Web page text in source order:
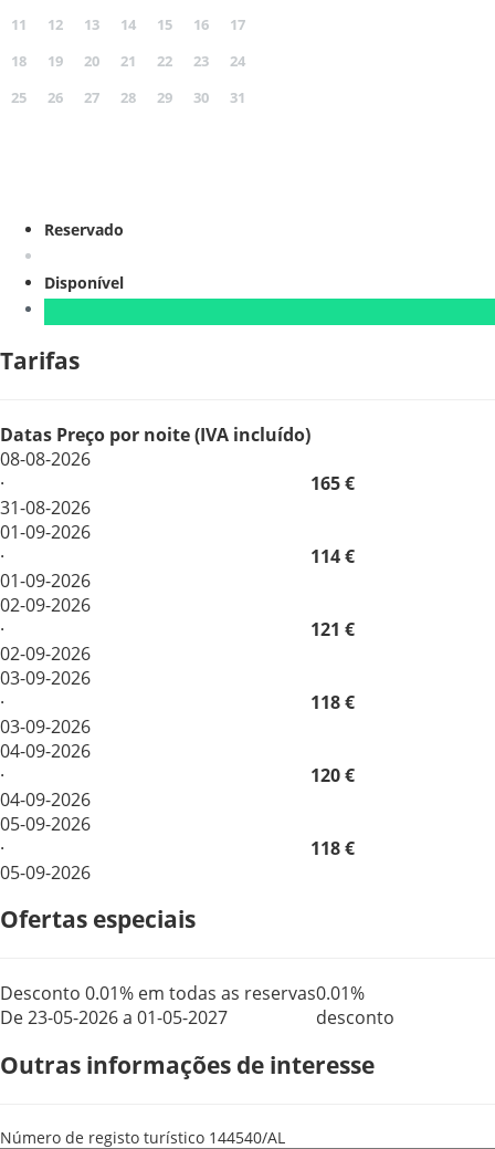
11
12 13 14 15 16
17
18
19 20 21 22 23
24
25
26 27 28 29 30 31
Reservado
Disponível
Tarifas
Datas Preço por noite (IVA incluído)
08-08-2026
·
31-08-2026
165 €
01-09-2026
·
01-09-2026
114 €
02-09-2026
·
02-09-2026
121 €
03-09-2026
·
03-09-2026
118 €
04-09-2026
·
04-09-2026
120 €
05-09-2026
·
05-09-2026
118 €
Ofertas especiais
Desconto 0.01% em todas as reservas
De 23-05-2026 a 01-05-2027
0.01%
desconto
Outras informações de interesse
Número de registo turístico 144540/AL